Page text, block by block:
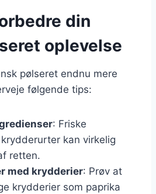
din
oplevelse
pølseret endnu mere
følgende tips:
: Friske
kan virkelig
retten.
med krydderier: Prøv at
krydderier som paprika